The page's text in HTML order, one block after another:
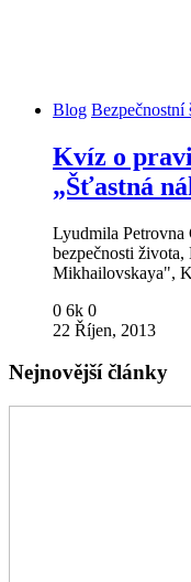
Blog Bezpečnostní
Kvíz o
„Šťastná
Lyudmila Petrovna
bezpečnosti
Mikhailovskaya",
0 6k 0
22 Říjen, 2013
Nejnovější články